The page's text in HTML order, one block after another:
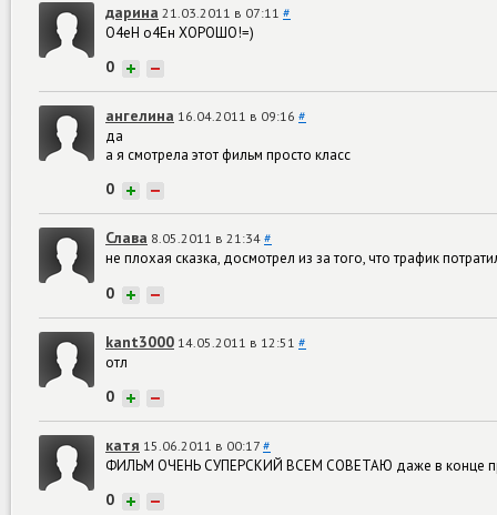
дарина 21.03.2011 в 07:11 #
О4еН о4Ен ХОРОШО!=)
0 + −
ангелина 16.04.2011 в 09:16 #
да
а я смотрела этот фильм просто класс
0 + −
Слава 8.05.2011 в 21:34 #
не плохая сказка, досмотрел из за того, что трафик
0 + −
kant3000 14.05.2011 в 12:51 #
отл
0 + −
катя 15.06.2011 в 00:17 #
ФИЛЬМ ОЧЕНЬ СУПЕРСКИЙ ВСЕМ СОВЕТАЮ даже в конце
0 + −